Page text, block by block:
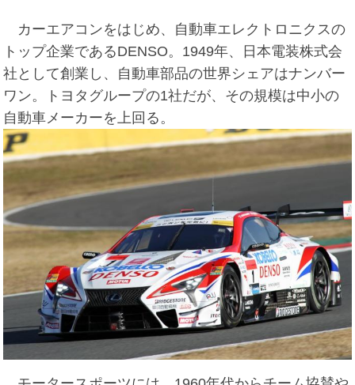
カーエアコンをはじめ、自動車エレクトロニクスの
トップ企業であるDENSO。1949年、日本電装株式会
社として創業し、自動車部品の世界シェアはナンバー
ワン。トヨタグループの1社だが、その規模は中小の
自動車メーカーを上回る。